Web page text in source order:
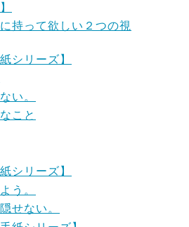
持って欲しい２つの視
シリーズ】
い。
こと
シリーズ】
う。
せない。